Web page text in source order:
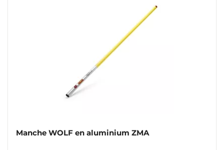
Manche WOLF en aluminium ZMA